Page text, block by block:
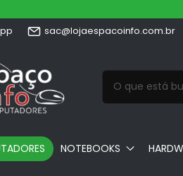
sac@lojaespacoinfo.com.br
NOTEBOOKS